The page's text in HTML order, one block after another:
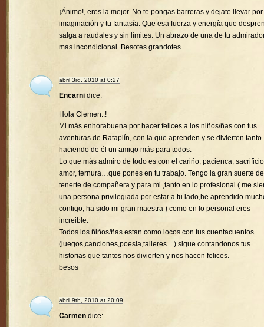
¡Ánimo!, eres la mejor. No te pongas barreras y dejate llevar por
imaginación y tu fantasía. Que esa fuerza y energía que
salga a raudales y sin límites. Un abrazo de una de tu
mas incondicional. Besotes grandotes.
abril 3rd, 2010 at 0:27
Encarni dice:
Hola Clemen..!
Mi más enhorabuena por hacer felices a los niños/ñas con tus
aventuras de Rataplín, con la que aprenden y se divierten tanto
haciendo de él un amigo más para todos.
Lo que más admiro de todo es con el cariño, pacienca,
amor, ternura…que pones en tu trabajo. Tengo la gran suerte de
tenerte de compañera y para mi ,tanto en lo profesional ( me
una persona privilegiada por estar a tu lado,he aprendido
contigo, ha sido mi gran maestra ) como en lo personal eres
increible.
Todos los ñiños/ñas estan como locos con tus cuentacuentos
(juegos,canciones,poesia,talleres…).sigue contandonos tus
historias que tantos nos divierten y nos hacen felices.
besos
abril 9th, 2010 at 20:09
Carmen dice: